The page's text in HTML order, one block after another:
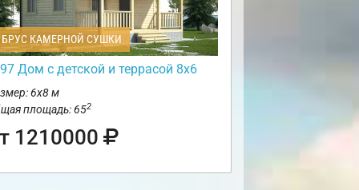
КАМЕРНОЙ СУШКИ
Дом с детской и террасой 8х6
6х8 м
площадь: 652
1210000